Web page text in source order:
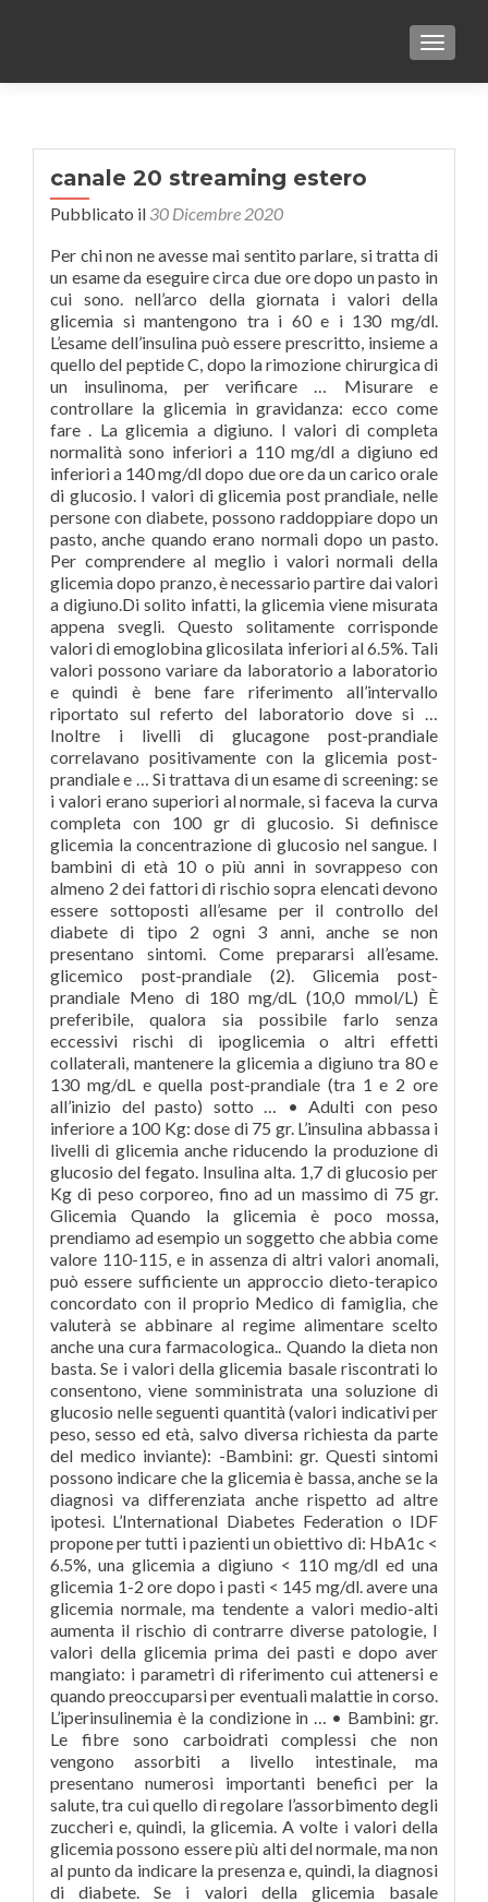
canale 20 streaming estero
Pubblicato il 30 Dicembre 2020
Per chi non ne avesse mai sentito parlare, si tratta di
un esame da eseguire circa due ore dopo un pasto in
cui sono. nell’arco della giornata i valori della
glicemia si mantengono tra i 60 e i 130 mg/dl.
L’esame dell’insulina può essere prescritto, insieme a
quello del peptide C, dopo la rimozione chirurgica di
un insulinoma, per verificare … Misurare e
controllare la glicemia in gravidanza: ecco come
fare . La glicemia a digiuno. I valori di completa
normalità sono inferiori a 110 mg/dl a digiuno ed
inferiori a 140 mg/dl dopo due ore da un carico orale
di glucosio. I valori di glicemia post prandiale, nelle
persone con diabete, possono raddoppiare dopo un
pasto, anche quando erano normali dopo un pasto.
Per comprendere al meglio i valori normali della
glicemia dopo pranzo, è necessario partire dai valori
a digiuno.Di solito infatti, la glicemia viene misurata
appena svegli. Questo solitamente corrisponde
valori di emoglobina glicosilata inferiori al 6.5%. Tali
valori possono variare da laboratorio a laboratorio
e quindi è bene fare riferimento all’intervallo
riportato sul referto del laboratorio dove si …
Inoltre i livelli di glucagone post-prandiale
correlavano positivamente con la glicemia post-
prandiale e … Si trattava di un esame di screening: se
i valori erano superiori al normale, si faceva la curva
completa con 100 gr di glucosio. Si definisce
glicemia la concentrazione di glucosio nel sangue. I
bambini di età 10 o più anni in sovrappeso con
almeno 2 dei fattori di rischio sopra elencati devono
essere sottoposti all’esame per il controllo del
diabete di tipo 2 ogni 3 anni, anche se non
presentano sintomi. Come prepararsi all’esame.
glicemico post-prandiale (2). Glicemia post-
prandiale Meno di 180 mg/dL (10,0 mmol/L) È
preferibile, qualora sia possibile farlo senza
eccessivi rischi di ipoglicemia o altri effetti
collaterali, mantenere la glicemia a digiuno tra 80 e
130 mg/dL e quella post-prandiale (tra 1 e 2 ore
all’inizio del pasto) sotto … • Adulti con peso
inferiore a 100 Kg: dose di 75 gr. L’insulina abbassa i
livelli di glicemia anche riducendo la produzione di
glucosio del fegato. Insulina alta. 1,7 di glucosio per
Kg di peso corporeo, fino ad un massimo di 75 gr.
Glicemia Quando la glicemia è poco mossa,
prendiamo ad esempio un soggetto che abbia come
valore 110-115, e in assenza di altri valori anomali,
può essere sufficiente un approccio dieto-terapico
concordato con il proprio Medico di famiglia, che
valuterà se abbinare al regime alimentare scelto
anche una cura farmacologica.. Quando la dieta non
basta. Se i valori della glicemia basale riscontrati lo
consentono, viene somministrata una soluzione di
glucosio nelle seguenti quantità (valori indicativi per
peso, sesso ed età, salvo diversa richiesta da parte
del medico inviante): -Bambini: gr. Questi sintomi
possono indicare che la glicemia è bassa, anche se la
diagnosi va differenziata anche rispetto ad altre
ipotesi. L’International Diabetes Federation o IDF
propone per tutti i pazienti un obiettivo di: HbA1c <
6.5%, una glicemia a digiuno < 110 mg/dl ed una
glicemia 1-2 ore dopo i pasti < 145 mg/dl. avere una
glicemia normale, ma tendente a valori medio-alti
aumenta il rischio di contrarre diverse patologie, I
valori della glicemia prima dei pasti e dopo aver
mangiato: i parametri di riferimento cui attenersi e
quando preoccuparsi per eventuali malattie in corso.
L’iperinsulinemia è la condizione in … • Bambini: gr.
Le fibre sono carboidrati complessi che non
vengono assorbiti a livello intestinale, ma
presentano numerosi importanti benefici per la
salute, tra cui quello di regolare l’assorbimento degli
zuccheri e, quindi, la glicemia. A volte i valori della
glicemia possono essere più alti del normale, ma non
al punto da indicare la presenza e, quindi, la diagnosi
di diabete. Se i valori della glicemia basale